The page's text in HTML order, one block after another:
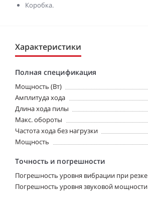
Коробка.
Характеристики
Полная спецификация
Мощность (Вт)
Амплитуда хода
Длина хода пилы
Макс. обороты
Частота хода без нагрузки
Мощность
Точность и погрешности
Погрешность уровня вибрации при резке
Погрешность уровня звуковой мощности